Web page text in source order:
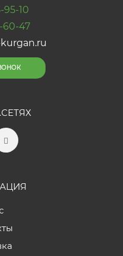
95-10
60-47